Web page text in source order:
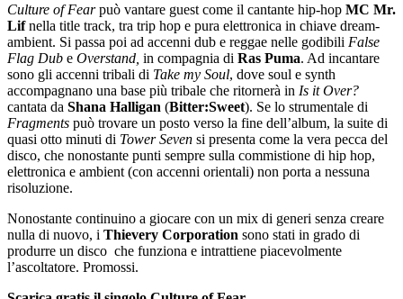
Culture of Fearpuò vantare guest come il cantante hip-hop MC Mr.
Lifnella title track, tra trip hop e pura elettronica in chiave dream-
ambient. Si passa poi ad accenni dub e reggae nelle godibili False
Flag Dub e Overstand, in compagnia di Ras Puma. Ad incantare
sono gli accenni tribali di Take my Soul, dove soul e synth
accompagnano una base più tribale che ritornerà in Is it Over?
cantata da Shana Halligan (Bitter:Sweet). Se lo strumentale di
Fragments può trovare un posto verso la fine dell’album, la suite di
quasi otto minuti di Tower Seven si presenta come la vera pecca del
disco, che nonostante punti sempre sulla commistione di hip hop,
elettronica e ambient (con accenni orientali) non porta a nessuna
risoluzione.
Nonostante continuino a giocare con un mix di generi senza creare
nulla di nuovo, i Thievery Corporation sono stati in grado di
produrre un disco che funziona e intrattiene piacevolmente
l’ascoltatore. Promossi.